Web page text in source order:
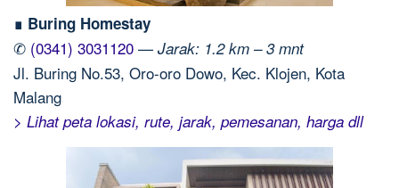
∎ Buring Homestay
✆ (0341) 3031120 — Jarak: 1.2 km – 3 mnt
Jl. Buring No.53, Oro-oro Dowo, Kec. Klojen, Kota
Malang
> Lihat peta lokasi, rute, jarak, pemesanan, harga dll